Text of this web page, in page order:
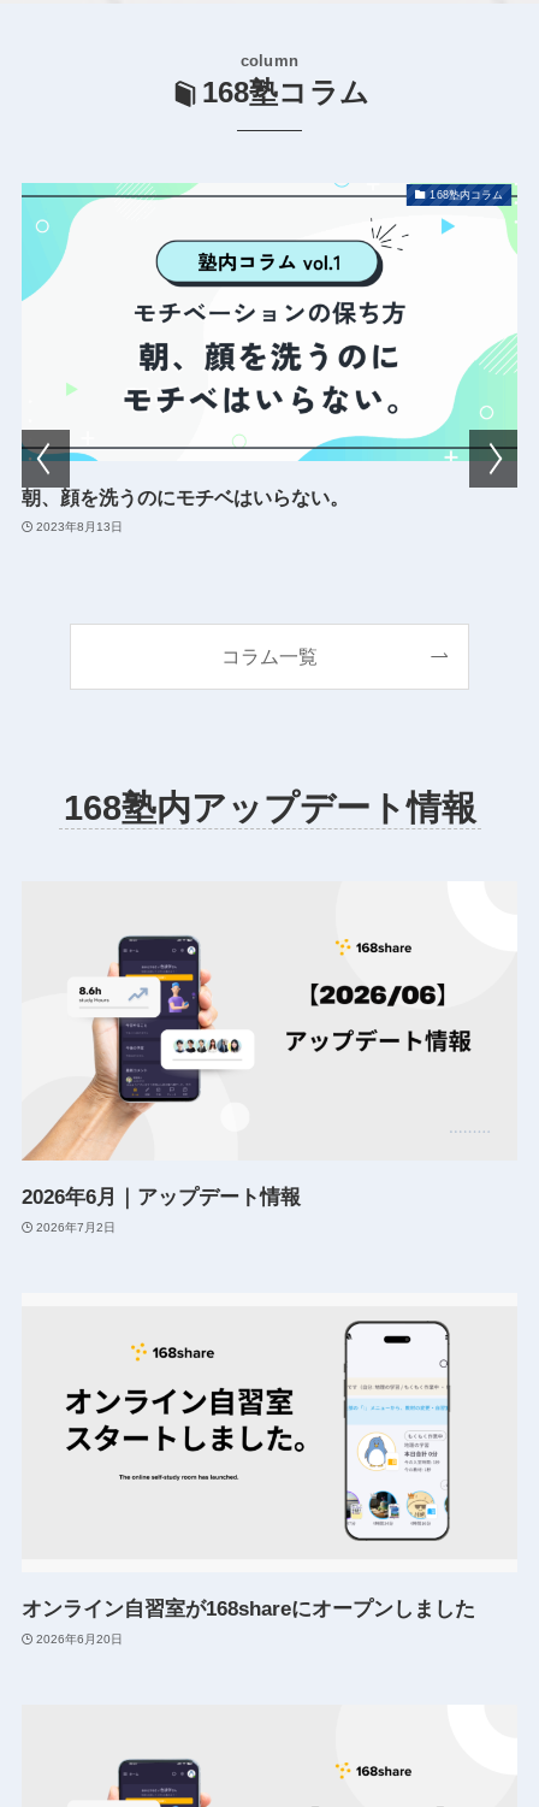
column
168塾コラム
168塾内コラム
朝、顔を洗うのにモチベはいらない。
2023年8月13日
コラム一覧
168塾内アップデート情報
2026年6月｜アップデート情報
2026年7月2日
オンライン自習室が168shareにオープンしました
2026年6月20日